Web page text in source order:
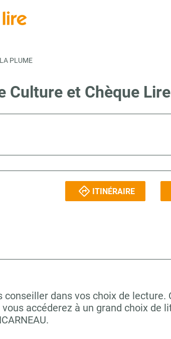
PLUME
et Chèque Lire
ITINÉRAIRE
conseiller dans vos choix de
accéderez à un grand choix de